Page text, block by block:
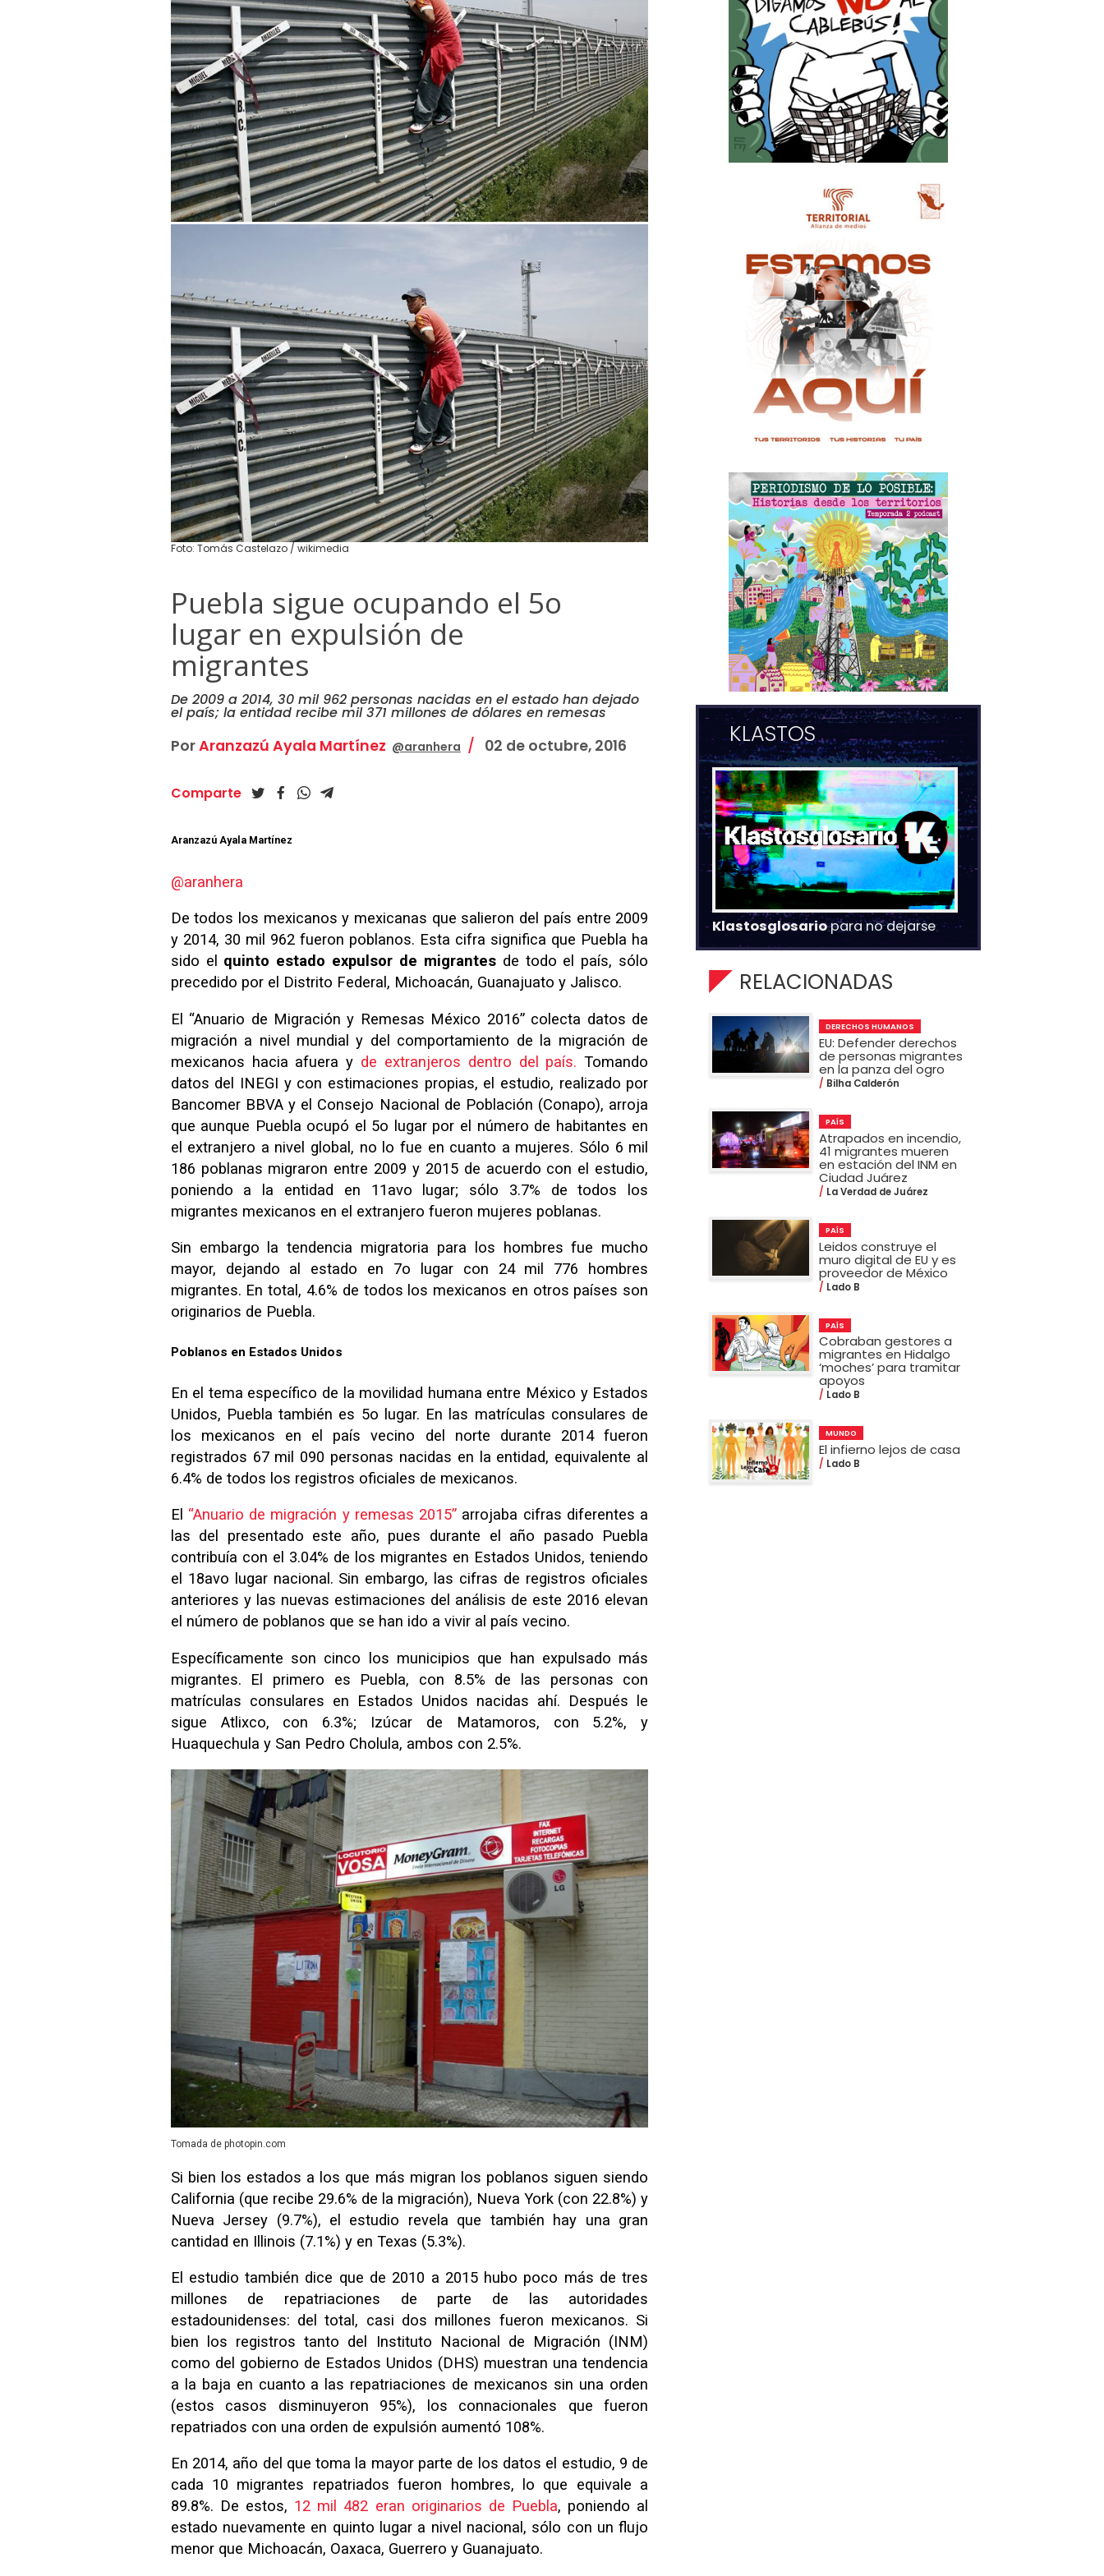
Foto: Tomás Castelazo / wikimedia
Puebla sigue ocupando el 5o
lugar en expulsión de
migrantes
De 2009 a 2014, 30 mil 962 personas nacidas en el estado han dejado
el país; la entidad recibe mil 371 millones de dólares en remesas
PorAranzazú Ayala Martínez @aranhera 02 de octubre, 2016
Comparte
Aranzazú Ayala Martínez
@aranhera
De todos los mexicanos y mexicanas que salieron del país entre 2009
y 2014, 30 mil 962 fueron poblanos. Esta cifra significa que Puebla ha
sido el quinto estado expulsor de migrantesde todo el país, sólo
precedido por el Distrito Federal, Michoacán, Guanajuato y Jalisco.
El “Anuario de Migración y Remesas México 2016” colecta datos de
migración a nivel mundial y del comportamiento de la migración de
mexicanos hacia afuera y de extranjeros dentro del país. Tomando
datos del INEGI y con estimaciones propias, el estudio, realizado por
Bancomer BBVA y el Consejo Nacional de Población (Conapo), arroja
que aunque Puebla ocupó el 5o lugar por el número de habitantes en
el extranjero a nivel global, no lo fue en cuanto a mujeres. Sólo 6 mil
186 poblanas migraron entre 2009 y 2015 de acuerdo con el estudio,
poniendo a la entidad en 11avo lugar; sólo 3.7% de todos los
migrantes mexicanos en el extranjero fueron mujeres poblanas.
Sin embargo la tendencia migratoria para los hombres fue mucho
mayor, dejando al estado en 7o lugar con 24 mil 776 hombres
migrantes. En total, 4.6% de todos los mexicanos en otros países son
originarios de Puebla.
Poblanos en Estados Unidos
En el tema específico de la movilidad humana entre México y Estados
Unidos, Puebla también es 5o lugar. En las matrículas consulares de
los mexicanos en el país vecino del norte durante 2014 fueron
registrados 67 mil 090 personas nacidas en la entidad, equivalente al
6.4% de todos los registros oficiales de mexicanos.
El “Anuario de migración y remesas 2015” arrojaba cifras diferentes a
las del presentado este año, pues durante el año pasado Puebla
contribuía con el 3.04% de los migrantes en Estados Unidos, teniendo
el 18avo lugar nacional. Sin embargo, las cifras de registros oficiales
anteriores y las nuevas estimaciones del análisis de este 2016 elevan
el número de poblanos que se han ido a vivir al país vecino.
Específicamente son cinco los municipios que han expulsado más
migrantes. El primero es Puebla, con 8.5% de las personas con
matrículas consulares en Estados Unidos nacidas ahí. Después le
sigue Atlixco, con 6.3%; Izúcar de Matamoros, con 5.2%, y
Huaquechula y San Pedro Cholula, ambos con 2.5%.
Tomada de photopin.com
Si bien los estados a los que más migran los poblanos siguen siendo
California (que recibe 29.6% de la migración), Nueva York (con 22.8%) y
Nueva Jersey (9.7%), el estudio revela que también hay una gran
cantidad en Illinois (7.1%) y en Texas (5.3%).
El estudio también dice que de 2010 a 2015 hubo poco más de tres
millones de repatriaciones de parte de las autoridades
estadounidenses: del total, casi dos millones fueron mexicanos. Si
bien los registros tanto del Instituto Nacional de Migración (INM)
como del gobierno de Estados Unidos (DHS) muestran una tendencia
a la baja en cuanto a las repatriaciones de mexicanos sin una orden
(estos casos disminuyeron 95%), los connacionales que fueron
repatriados con una orden de expulsión aumentó 108%.
En 2014, año del que toma la mayor parte de los datos el estudio, 9 de
cada 10 migrantes repatriados fueron hombres, lo que equivale a
89.8%. De estos, 12 mil 482 eran originarios de Puebla, poniendo al
estado nuevamente en quinto lugar a nivel nacional, sólo con un flujo
menor que Michoacán, Oaxaca, Guerrero y Guanajuato.
KLASTOS
Klastosglosariopara no dejarse
RELACIONADAS
DERECHOS HUMANOS
EU: Defender derechos
de personas migrantes
en la panza del ogro
Bilha Calderón
PAÍS
Atrapados en incendio,
41 migrantes mueren
en estación del INM en
Ciudad Juárez
La Verdad de Juárez
PAÍS
Leidos construye el
muro digital de EU y es
proveedor de México
Lado B
PAÍS
Cobraban gestores a
migrantes en Hidalgo
‘moches’ para tramitar
apoyos
Lado B
MUNDO
El infierno lejos de casa
Lado B